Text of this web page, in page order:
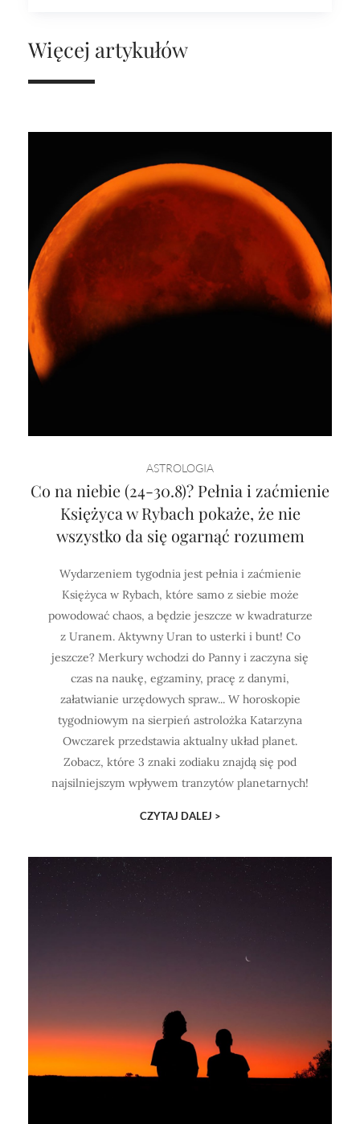
Więcej artykułów
ASTROLOGIA
Co na niebie (24-30.8)? Pełnia i zaćmienie
Księżyca w Rybach pokaże, że nie
wszystko da się ogarnąć rozumem
Wydarzeniem tygodnia jest pełnia i zaćmienie
Księżyca w Rybach, które samo z siebie może
powodować chaos, a będzie jeszcze w kwadraturze
z Uranem. Aktywny Uran to usterki i bunt! Co
jeszcze? Merkury wchodzi do Panny i zaczyna się
czas na naukę, egzaminy, pracę z danymi,
załatwianie urzędowych spraw... W horoskopie
tygodniowym na sierpień astrolożka Katarzyna
Owczarek przedstawia aktualny układ planet.
Zobacz, które 3 znaki zodiaku znajdą się pod
najsilniejszym wpływem tranzytów planetarnych!
CZYTAJ DALEJ >